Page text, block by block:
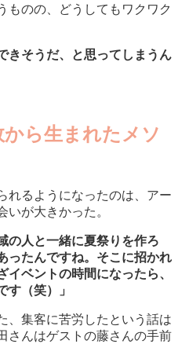
ものの、どうしてもワクワク
きそうだ、と思ってしまうん
ら生まれたメソ
れるようになったのは、アー
いが大きかった。
の人と一緒に夏祭りを作ろ
ったんですね。そこに招かれ
ベントの時間になったら、
す（笑）」
、集客に苦労したという話は
さんはゲストの藤さんの手前